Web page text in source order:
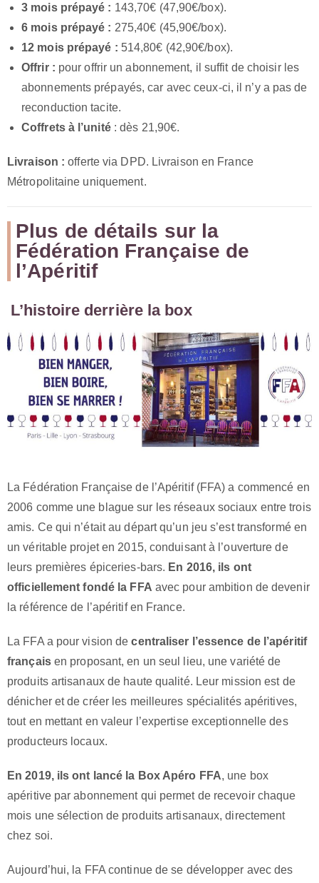
3 mois prépayé : 143,70€ (47,90€/box).
6 mois prépayé : 275,40€ (45,90€/box).
12 mois prépayé : 514,80€ (42,90€/box).
Offrir : pour offrir un abonnement, il suffit de choisir les
abonnements prépayés, car avec ceux-ci, il n’y a pas de
reconduction tacite.
Coffrets à l’unité: dès 21,90€.
Livraison : offerte via DPD. Livraison en France
Métropolitaine uniquement.
Plus de détails sur la
Fédération Française de
l’Apéritif
L’histoire derrière la box
La Fédération Française de l’Apéritif (FFA) a commencé en
2006 comme une blague sur les réseaux sociaux entre trois
amis. Ce qui n’était au départ qu’un jeu s’est transformé en
un véritable projet en 2015, conduisant à l’ouverture de
leurs premières épiceries-bars. En 2016, ils ont
officiellement fondé la FFA avec pour ambition de devenir
la référence de l’apéritif en France.
La FFA a pour vision decentraliser l’essence de l’apéritif
françaisen proposant, en un seul lieu, une variété de
produits artisanaux de haute qualité. Leur mission est de
dénicher et de créer les meilleures spécialités apéritives,
tout en mettant en valeur l’expertise exceptionnelle des
producteurs locaux.
En 2019, ils ont lancé la Box Apéro FFA, une box
apéritive par abonnement qui permet de recevoir chaque
mois une sélection de produits artisanaux, directement
chez soi.
Aujourd’hui, la FFA continue de se développer avec des